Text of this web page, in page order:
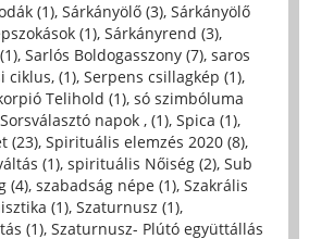
(1), Sárkányölő (3), Sárkányölő
(1), Sárkányrend (3),
, Sarlós Boldogasszony (7), saros
ciklus, (1), Serpens csillagkép (1),
Telihold (1), só szimbóluma
Sorsválasztó napok , (1), Spica (1),
(23), Spirituális elemzés 2020 (8),
(1), spirituális Nőiség (2), Sub
(4), szabadság népe (1), Szakrális
(1), Szaturnusz (1),
(1), Szaturnusz- Plútó együttállás